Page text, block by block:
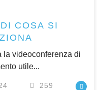
COSA SI
la videoconferenza di
utile...
259